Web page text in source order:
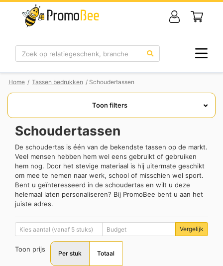
Zoek
Home / Tassen bedrukken / Schoudertassen
Toon filters
Schoudertassen
De schoudertas is één van de bekendste tassen op de markt.
Veel mensen hebben hem wel eens gebruikt of gebruiken
hem nog. Door het stevige materiaal is hij uitermate geschikt
om mee te nemen naar werk, school of misschien wel sport.
Bent u geïnteresseerd in de schoudertas en wilt u deze
helemaal laten personaliseren? Bij PromoBee bent u aan het
juiste adres.
Vergelijk
Toon prijs
Per stuk Totaal